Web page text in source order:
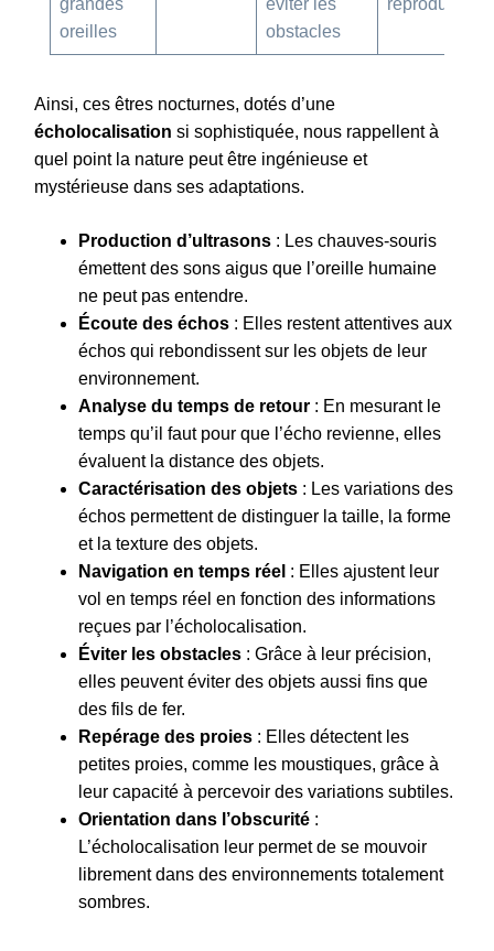
oreilles
obstacles
Ainsi, ces êtres nocturnes, dotés d’une
écholocalisation si sophistiquée, nous rappellent à
quel point la nature peut être ingénieuse et
mystérieuse dans ses adaptations.
Production d’ultrasons : Les chauves-souris
émettent des sons aigus que l’oreille humaine
ne peut pas entendre.
Écoute des échos : Elles restent attentives aux
échos qui rebondissent sur les objets de leur
environnement.
Analyse du temps de retour : En mesurant le
temps qu’il faut pour que l’écho revienne, elles
évaluent la distance des objets.
Caractérisation des objets : Les variations des
échos permettent de distinguer la taille, la forme
et la texture des objets.
Navigation en temps réel : Elles ajustent leur
vol en temps réel en fonction des informations
reçues par l’écholocalisation.
Éviter les obstacles : Grâce à leur précision,
elles peuvent éviter des objets aussi fins que
des fils de fer.
Repérage des proies : Elles détectent les
petites proies, comme les moustiques, grâce à
leur capacité à percevoir des variations subtiles.
Orientation dans l’obscurité :
L’écholocalisation leur permet de se mouvoir
librement dans des environnements totalement
sombres.